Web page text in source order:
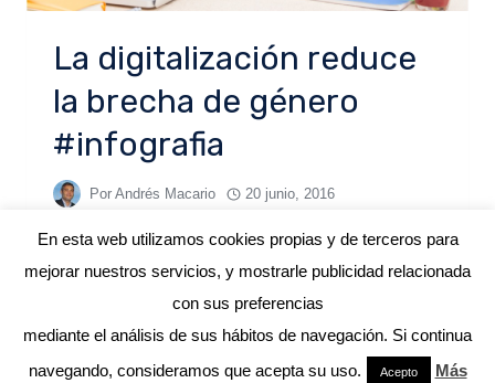
La digitalización reduce
la brecha de género
#infografia
Por Andrés Macario 20 junio, 2016
© 2026 ANDRÉS MACARIO
En esta web utilizamos cookies propias y de terceros para
mejorar nuestros servicios, y mostrarle publicidad relacionada
con sus preferencias
mediante el análisis de sus hábitos de navegación. Si continua
navegando, consideramos que acepta su uso.
Acepto Más